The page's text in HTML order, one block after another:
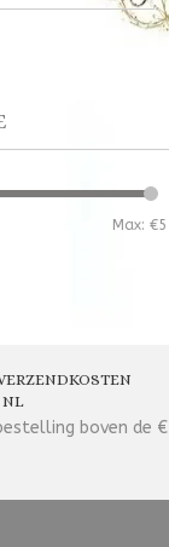
Max: €5
boven de €